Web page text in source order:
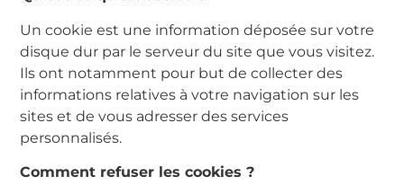
Un cookie est une information déposée sur votre
disque dur par le serveur du site que vous visitez.
Ils ont notamment pour but de collecter des
informations relatives à votre navigation sur les
sites et de vous adresser des services
personnalisés.
Comment refuser les cookies ?